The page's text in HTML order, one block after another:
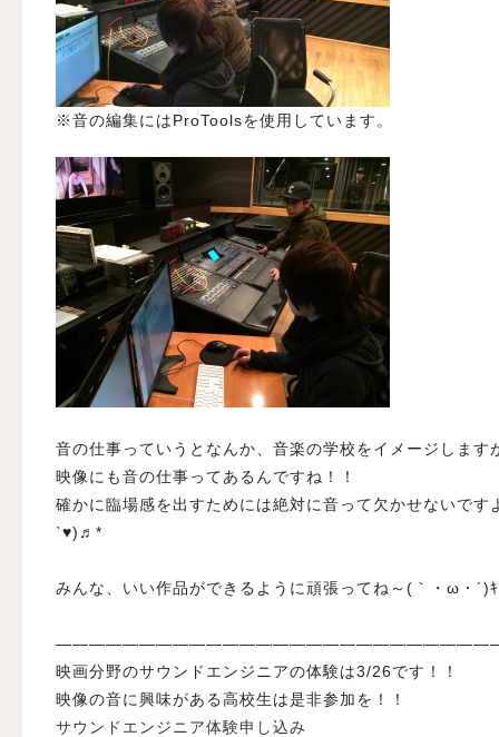
※音の編集にはProToolsを使用しています。
音の仕事っていうとなんか、音楽の学校をイメージします
映像にも音の仕事ってあるんですね！！
確かに臨場感を出すためには絶対に音って欠かせないです
ˋ♥)♬*
みんな、いい作品ができるように頑張ってね～(｀・ω・´)
映画分野のサウンドエンジニアの体験は3/26です！！
映像の音に興味がある高校生は是非参加を！！
サウンドエンジニア体験申し込み